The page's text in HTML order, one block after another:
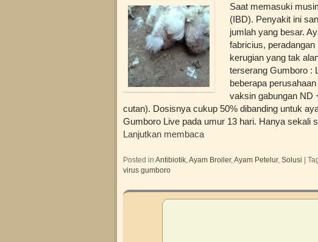
Saat memasuki
(IBD). Penyakit ini
jumlah yang besar.
fabricius,
kerugian yang tak
terserang Gumboro :
beberapa
vaksin gabungan ND
cutan). Dosisnya cukup 50% dibanding untuk
Gumboro Live pada umur 13 hari. Hanya sekali
Lanjutkan membaca
Posted in Antibiotik Ayam Broiler, Ayam Petelur, Solusi
virus gumboro